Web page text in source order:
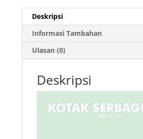
Deskripsi
Informasi Tambahan
Ulasan (0)
Deskripsi